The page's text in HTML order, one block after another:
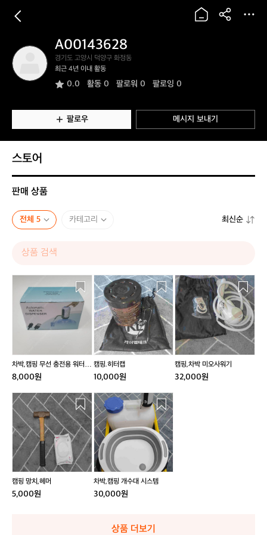
A
0
0
3
2
8
A00143628
경기도 고양시 덕양구 화정동
최근 4년 이내 활동
0.0 활동 0 팔로워 0 팔로잉 0
팔로우 메시지 보내기
스토어
판매 상품
전체 5 카테고리 최신순
캠
전
용
워
터
펌
프
차박,캠핑 무선 충전용 워터펌
프
8,000원
캠
핑.
히
터
캡
캠핑.히터캡
10,000원
캠
핑,
차
박
미
오
사
워
기
캠핑,차박 미오사워기
32,000원
캠
핑
망
치,
헤
머
캠핑 망치,헤머
5,000원
차
박,
캠
핑
개
수
대
시
스
템
차박,캠핑 개수대 시스템
30,000원
상품 더보기